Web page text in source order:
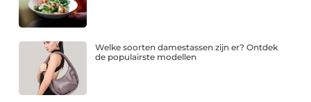
Welke soorten damestassen zijn er? Ontdek
de populairste modellen